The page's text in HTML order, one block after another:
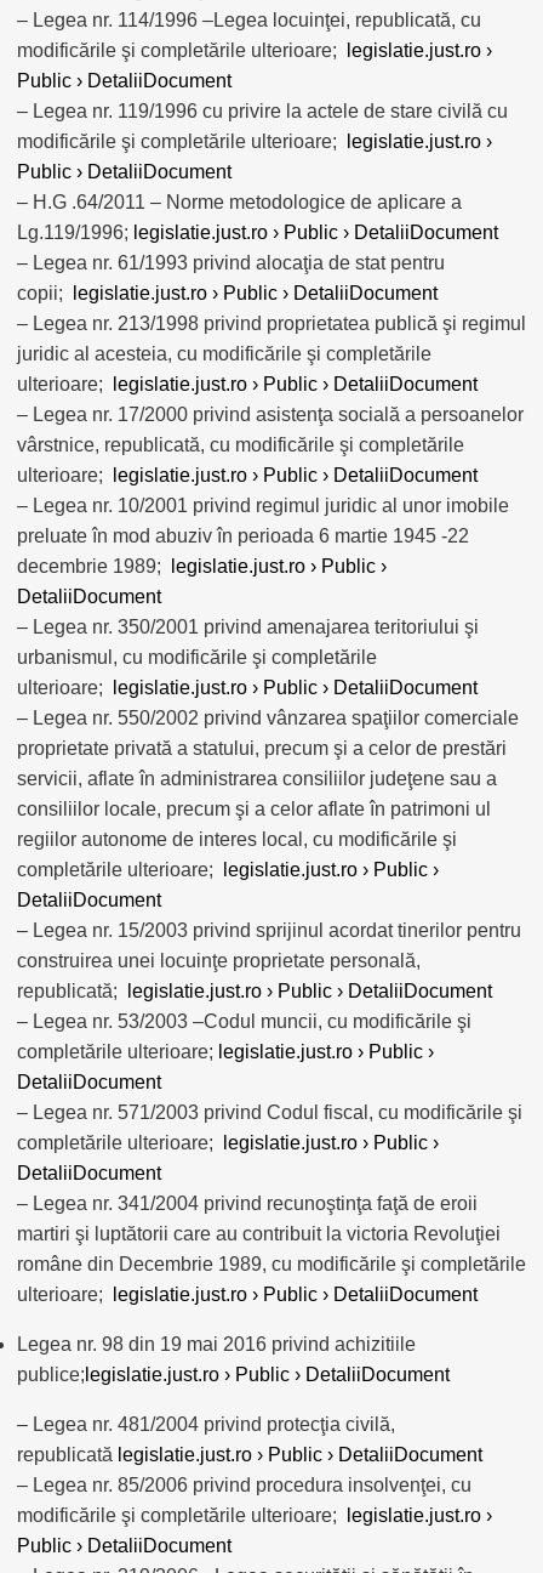
– Legea nr. 114/1996 –Legea locuinţei, republicată, cu
modificările şi completările ulterioare;
legislatie.just.ro ›
Public › DetaliiDocument
– Legea nr. 119/1996 cu privire la actele de stare civilă cu
modificările şi completările ulterioare;
legislatie.just.ro ›
Public › DetaliiDocument
– H.G .64/2011 – Norme metodologice de aplicare a
Lg.119/1996; legislatie.just.ro › Public › DetaliiDocument
– Legea nr. 61/1993 privind alocaţia de stat pentru
copii;
legislatie.just.ro › Public › DetaliiDocument
– Legea nr. 213/1998 privind proprietatea publică şi regimul
juridic al acesteia, cu modificările şi completările
ulterioare;
legislatie.just.ro › Public › DetaliiDocument
– Legea nr. 17/2000 privind asistenţa socială a persoanelor
vârstnice, republicată, cu modificările şi completările
ulterioare;
legislatie.just.ro › Public › DetaliiDocument
– Legea nr. 10/2001 privind regimul juridic al unor imobile
preluate în mod abuziv în perioada 6 martie 1945 -22
decembrie 1989;
legislatie.just.ro › Public ›
DetaliiDocument
– Legea nr. 350/2001 privind amenajarea teritoriului şi
urbanismul, cu modificările şi completările
ulterioare;
legislatie.just.ro › Public › DetaliiDocument
– Legea nr. 550/2002 privind vânzarea spaţiilor comerciale
proprietate privată a statului, precum şi a celor de prestări
servicii, aflate în administrarea consiliilor judeţene sau a
consiliilor locale, precum şi a celor aflate în patrimoni ul
regiilor autonome de interes local, cu modificările şi
completările ulterioare;
legislatie.just.ro › Public ›
DetaliiDocument
– Legea nr. 15/2003 privind sprijinul acordat tinerilor pentru
construirea unei locuinţe proprietate personală,
republicată;
legislatie.just.ro › Public › DetaliiDocument
– Legea nr. 53/2003 –Codul muncii, cu modificările şi
completările ulterioare; legislatie.just.ro › Public ›
DetaliiDocument
– Legea nr. 571/2003 privind Codul fiscal, cu modificările şi
completările ulterioare;
legislatie.just.ro › Public ›
DetaliiDocument
– Legea nr. 341/2004 privind recunoştinţa faţă de eroii
martiri şi luptătorii care au contribuit la victoria Revoluţiei
române din Decembrie 1989, cu modificările şi completările
ulterioare;
legislatie.just.ro › Public › DetaliiDocument
Legea nr. 98 din 19 mai 2016 privind achizitiile
publice; legislatie.just.ro › Public › DetaliiDocument
– Legea nr. 481/2004 privind protecţia civilă,
republicată legislatie.just.ro › Public › DetaliiDocument
– Legea nr. 85/2006 privind procedura insolvenţei, cu
modificările şi completările ulterioare;
legislatie.just.ro ›
Public › DetaliiDocument